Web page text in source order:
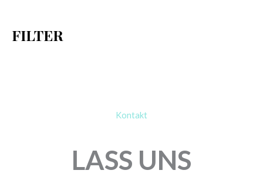
FILTER
Kontakt
LASS UNS